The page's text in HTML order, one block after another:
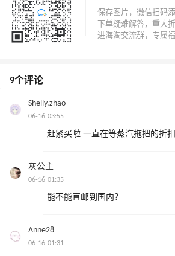
9个评论
Shelly.zhao
06-16 03:55
赶紧买啦 一直在等蒸汽拖把的折扣
灰公主
06-16 01:35
能不能直邮到国内？
Anne28
06-16 01:31